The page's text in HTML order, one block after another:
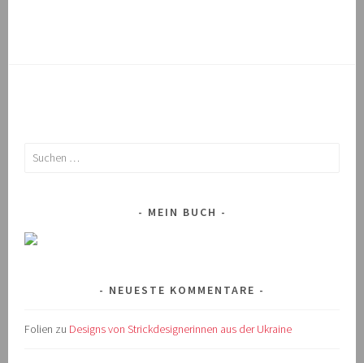
Suchen
MEIN BUCH
NEUESTE KOMMENTARE
Folien zu Designs von Strickdesignerinnen aus der Ukraine